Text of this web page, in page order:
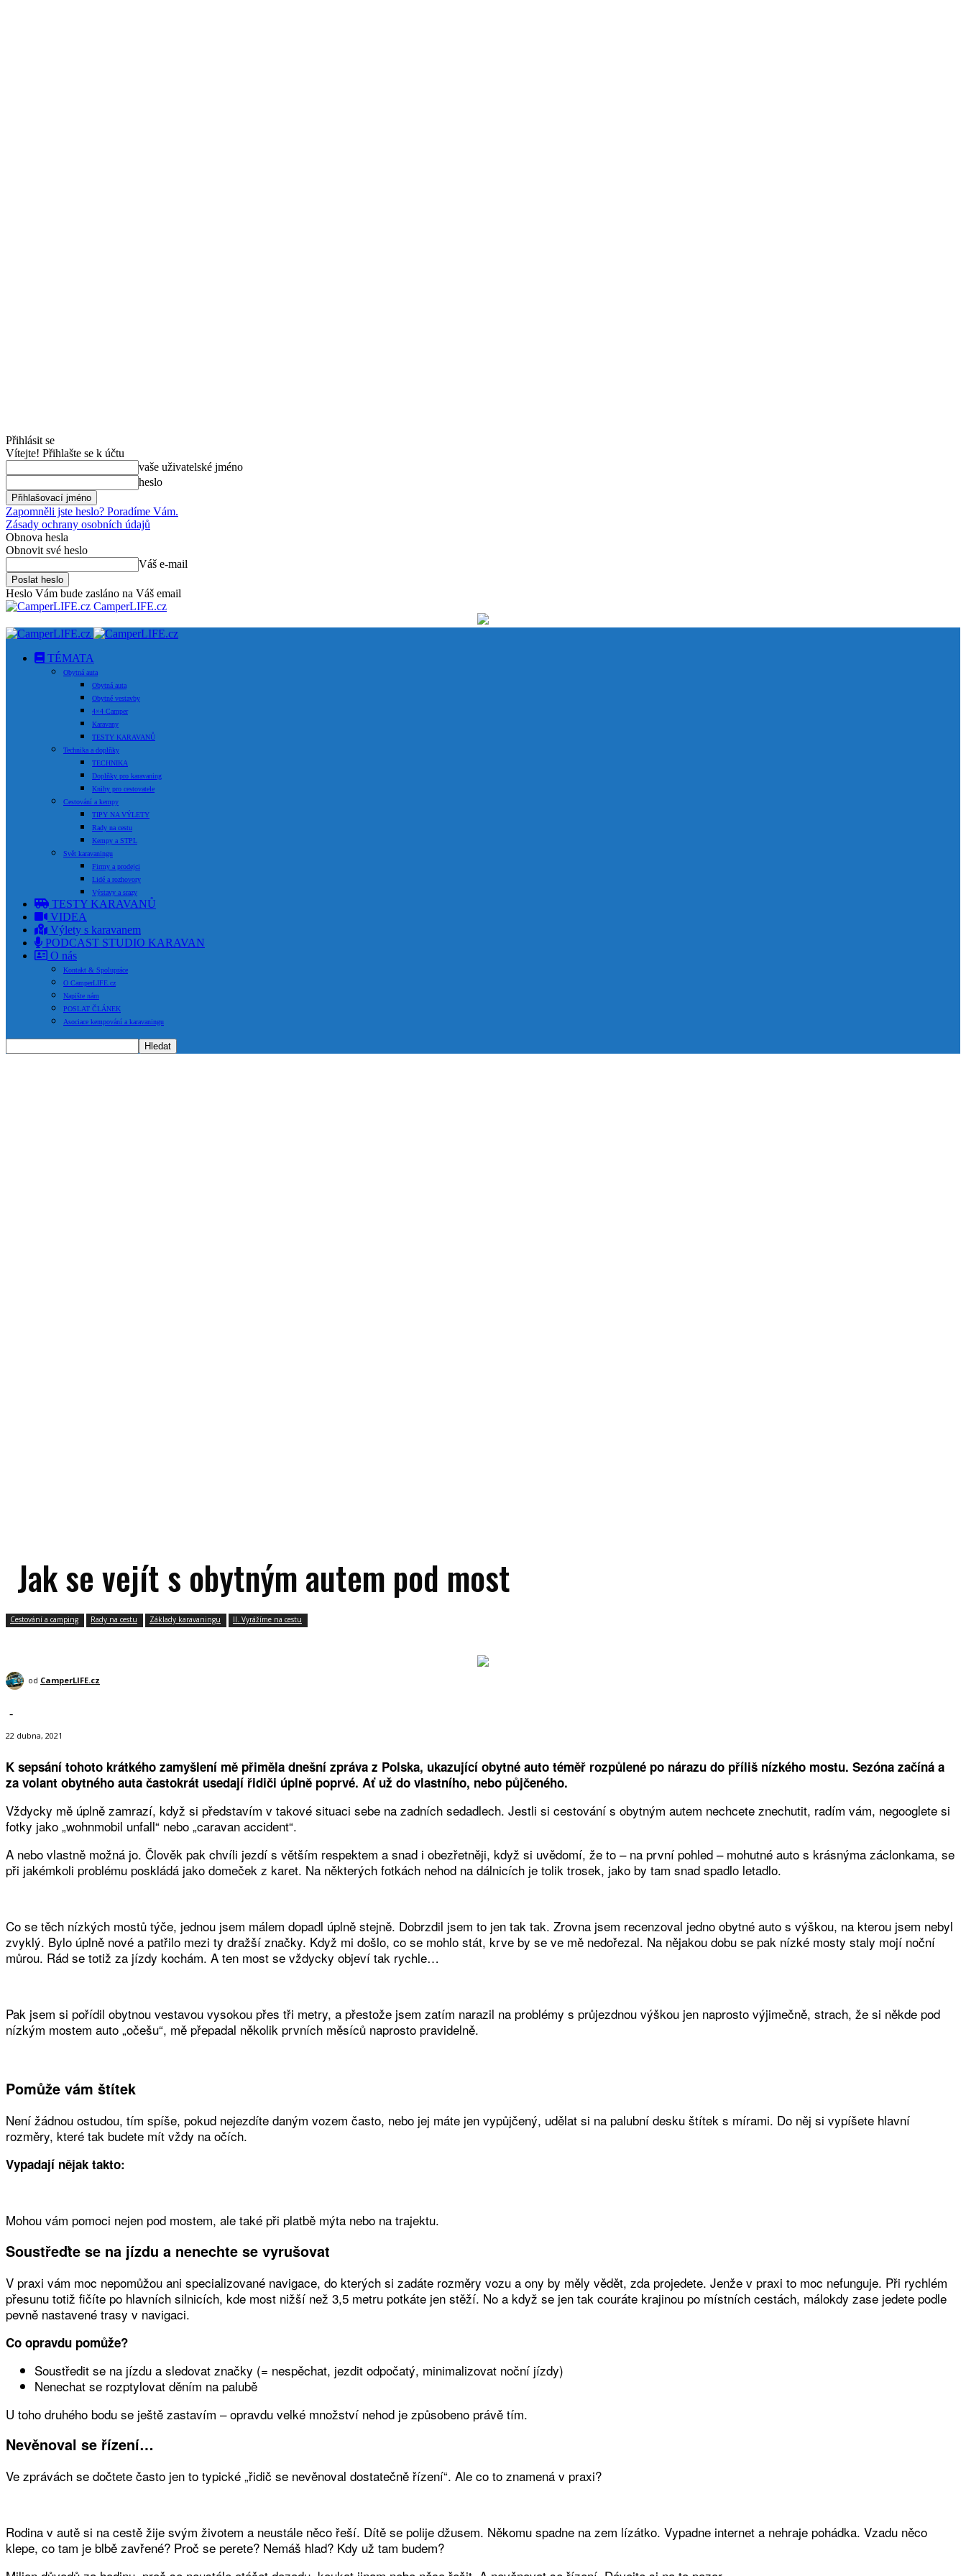
Přihlásit se
Vítejte! Přihlašte se k účtu
vaše uživatelské jméno
heslo
Zapomněli jste heslo? Poradíme Vám.
Zásady ochrany osobních údajů
Obnova hesla
Obnovit své heslo
Váš e-mail
Heslo Vám bude zasláno na Váš email
CamperLIFE.cz
TÉMATA
Obytná auta
Obytná auta
Obytné vestavby
4×4 Camper
Karavany
TESTY KARAVANŮ
Technika a doplňky
TECHNIKA
Doplňky pro karavaning
Knihy pro cestovatele
Cestování a kempy
TIPY NA VÝLETY
Rady na cestu
Kempy a STPL
Svět karavaningu
Firmy a prodejci
Lidé a rozhovory
Výstavy a srazy
TESTY KARAVANŮ
VIDEA
Výlety s karavanem
PODCAST STUDIO KARAVAN
O nás
Kontakt & Spolupráce
O CamperLIFE.cz
Napište nám
POSLAT ČLÁNEK
Asociace kempování a karavaningu
Jak se vejít s obytným autem pod most
Cestování a camping Rady na cestu Základy karavaningu II. Vyrážíme na cestu
od CamperLIFE.cz
-
22 dubna, 2021
K sepsání tohoto krátkého zamyšlení mě přiměla dnešní zpráva z Polska, ukazující obytné auto téměř rozpůlené po nárazu do příliš nízkého mostu. Sezóna začíná a
za volant obytného auta častokrát usedají řidiči úplně poprvé. Ať už do vlastního, nebo půjčeného.
Vždycky mě úplně zamrazí, když si představím v takové situaci sebe na zadních sedadlech. Jestli si cestování s obytným autem nechcete znechutit, radím vám, negooglete si
fotky jako „wohnmobil unfall“ nebo „caravan accident“.
A nebo vlastně možná jo. Člověk pak chvíli jezdí s větším respektem a snad i obezřetněji, když si uvědomí, že to – na první pohled – mohutné auto s krásnýma záclonkama, se
při jakémkoli problému poskládá jako domeček z karet. Na některých fotkách nehod na dálnicích je tolik trosek, jako by tam snad spadlo letadlo.
Co se těch nízkých mostů týče, jednou jsem málem dopadl úplně stejně. Dobrzdil jsem to jen tak tak. Zrovna jsem recenzoval jedno obytné auto s výškou, na kterou jsem nebyl
zvyklý. Bylo úplně nové a patřilo mezi ty dražší značky. Když mi došlo, co se mohlo stát, krve by se ve mě nedořezal. Na nějakou dobu se pak nízké mosty staly mojí noční
můrou. Rád se totiž za jízdy kochám. A ten most se vždycky objeví tak rychle…
Pak jsem si pořídil obytnou vestavou vysokou přes tři metry, a přestože jsem zatím narazil na problémy s průjezdnou výškou jen naprosto výjimečně, strach, že si někde pod
nízkým mostem auto „očešu“, mě přepadal několik prvních měsíců naprosto pravidelně.
Pomůže vám štítek
Není žádnou ostudou, tím spíše, pokud nejezdíte daným vozem často, nebo jej máte jen vypůjčený, udělat si na palubní desku štítek s mírami. Do něj si vypíšete hlavní
rozměry, které tak budete mít vždy na očích.
Vypadají nějak takto:
Mohou vám pomoci nejen pod mostem, ale také při platbě mýta nebo na trajektu.
Soustřeďte se na jízdu a nenechte se vyrušovat
V praxi vám moc nepomůžou ani specializované navigace, do kterých si zadáte rozměry vozu a ony by měly vědět, zda projedete. Jenže v praxi to moc nefunguje. Při rychlém
přesunu totiž fičíte po hlavních silnicích, kde most nižší než 3,5 metru potkáte jen stěží. No a když se jen tak couráte krajinou po místních cestách, málokdy zase jedete podle
pevně nastavené trasy v navigaci.
Co opravdu pomůže?
Soustředit se na jízdu a sledovat značky (= nespěchat, jezdit odpočatý, minimalizovat noční jízdy)
Nenechat se rozptylovat děním na palubě
U toho druhého bodu se ještě zastavím – opravdu velké množství nehod je způsobeno právě tím.
Nevěnoval se řízení…
Ve zprávách se dočtete často jen to typické „řidič se nevěnoval dostatečně řízení“. Ale co to znamená v praxi?
Rodina v autě si na cestě žije svým životem a neustále něco řeší. Dítě se polije džusem. Někomu spadne na zem lízátko. Vypadne internet a nehraje pohádka. Vzadu něco
klepe, co tam je blbě zavřené? Proč se perete? Nemáš hlad? Kdy už tam budem?